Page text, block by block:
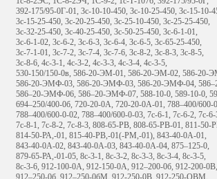
392-175/95-0Г-01, 3с-10-10-450, 3с-10-25-450, 3с-15-10-
3с-15-25-450, 3с-20-25-450, 3с-25-10-450, 3с-25-25-450,
3с-32-25-450, 3с-40-25-450, 3с-50-25-450, 3с-6-1-01,
3с-6-1-02, 3с-6-2, 3с-6-3, 3с-6-4, 3с-6-5, 3с-65-25-450,
3с-7-1-01, 3с-7-2, 3с-7-4, 3с-7-6, 3с-8-2, 3с-8-3, 3с-8-5,
3с-8-6, 4с-3-1, 4с-3-2, 4с-3-3, 4с-3-4, 4с-3-5,
530-150/150-0в, 586-20-ЭМ-01, 586-20-ЭМ-02, 586-20-
586-20-ЭМФ-03, 586-20-ЭМФ-03, 586-20-ЭМФ-04,
586–20-ЭМФ-06, 586–20-ЭМФ-07, 588-10-0, 589-10-0,
694–250/400-0б, 720-20-0А, 720-20-0А-01, 788–400/600-
788–400/600-0-02, 788–400/600-0-03, 7с-6-1, 7с-6-2, 7с-6-
7с-8-1, 7с-8-2, 7с-8-3, 808-65-РВ, 808-65-РВ-01, 811-50-
814-50-РА,-01, 815-40-РВ,-01(-РМ,-01), 843-40-0А-01,
843-40-0А-02, 843-40-0А-03, 843-40-0А-04, 875–125-0,
879-65-РА,-01-05, 8с-3-1, 8с-3-2, 8с-3-3, 8с-3-4, 8с-3-5,
8с-3-6, 912-100-0А, 912-150-0А, 912–200-0б, 912-200-0В,
912–250-0б, 912–250-0бМ, 912-250-0В, 912-250-ОВМ,